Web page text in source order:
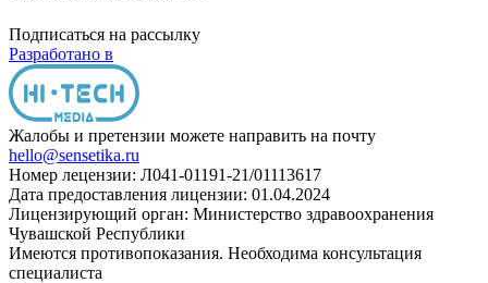
Подписаться на рассылку
Разработано в
Жалобы и претензии можете направить на почту
hello@sensetika.ru
Номер лецензии: Л041-01191-21/01113617
Дата предоставления лицензии: 01.04.2024
Лицензирующий орган: Министерство здравоохранения
Чувашской Республики
Имеются противопоказания. Необходима консультация
специалиста